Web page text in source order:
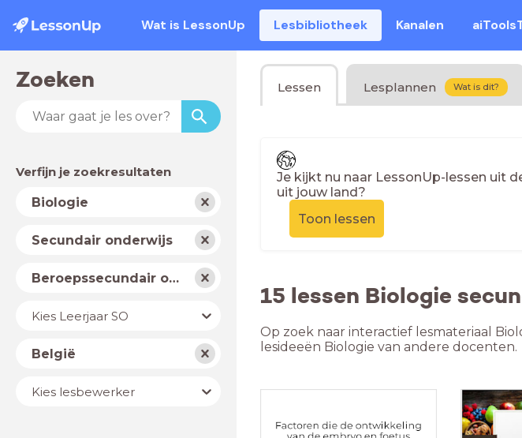
Wat is LessonUp Lesbibliotheek Kanalen
Zoeken
Verfijn je zoekresultaten
VakBiologie
Schooltype
Secundair onderwijs
Niveau Beroepssecundair onderwijs
JaarKies Leerjaar SO
LandBelgië
Lesbewerker
Kies lesbewerker
Lessen Lesplannen Wat is dit?
Je kijkt nu naar LessonUp-lessen uit
uit jouw land?
Toon lessen
15 lessen Biologie
Op zoek naar interactief lesmateriaal
lesideeën Biologie van andere docenten.